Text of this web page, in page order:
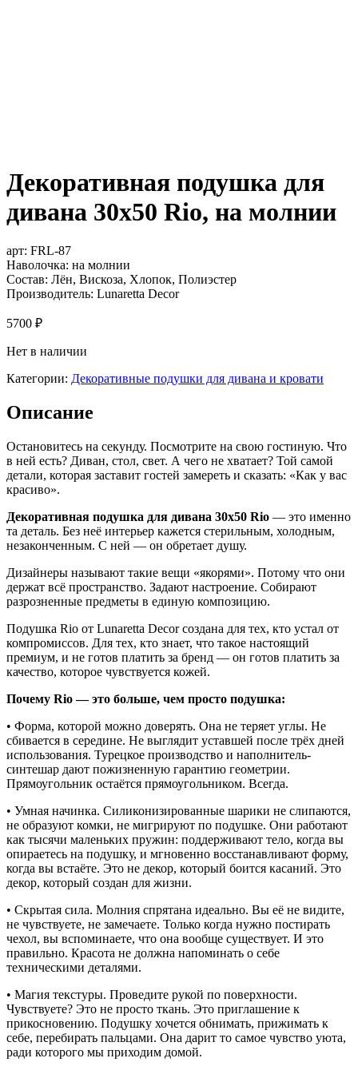
Декоративная подушка для
дивана 30х50 Rio, на молнии
арт: FRL-87
Наволочка: на молнии
Состав: Лён, Вискоза, Хлопок, Полиэстер
Производитель: Lunaretta Decor
5700 ₽
Нет в наличии
Категории: Декоративные подушки для дивана и кровати
Описание
Остановитесь на секунду. Посмотрите на свою гостиную. Что
в ней есть? Диван, стол, свет. А чего не хватает? Той самой
детали, которая заставит гостей замереть и сказать: «Как у вас
красиво».
Декоративная подушка для дивана 30х50 Rio — это именно
та деталь. Без неё интерьер кажется стерильным, холодным,
незаконченным. С ней — он обретает душу.
Дизайнеры называют такие вещи «якорями». Потому что они
держат всё пространство. Задают настроение. Собирают
разрозненные предметы в единую композицию.
Подушка Rio от Lunaretta Decor создана для тех, кто устал от
компромиссов. Для тех, кто знает, что такое настоящий
премиум, и не готов платить за бренд — он готов платить за
качество, которое чувствуется кожей.
Почему Rio — это больше, чем просто подушка:
• Форма, которой можно доверять. Она не теряет углы. Не
сбивается в середине. Не выглядит уставшей после трёх дней
использования. Турецкое производство и наполнитель-
синтешар дают пожизненную гарантию геометрии.
Прямоугольник остаётся прямоугольником. Всегда.
• Умная начинка. Силиконизированные шарики не слипаются,
не образуют комки, не мигрируют по подушке. Они работают
как тысячи маленьких пружин: поддерживают тело, когда вы
опираетесь на подушку, и мгновенно восстанавливают форму,
когда вы встаёте. Это не декор, который боится касаний. Это
декор, который создан для жизни.
• Скрытая сила. Молния спрятана идеально. Вы её не видите,
не чувствуете, не замечаете. Только когда нужно постирать
чехол, вы вспоминаете, что она вообще существует. И это
правильно. Красота не должна напоминать о себе
техническими деталями.
• Магия текстуры. Проведите рукой по поверхности.
Чувствуете? Это не просто ткань. Это приглашение к
прикосновению. Подушку хочется обнимать, прижимать к
себе, перебирать пальцами. Она дарит то самое чувство уюта,
ради которого мы приходим домой.